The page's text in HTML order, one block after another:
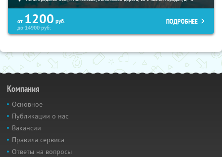
от 1200 руб.
до14900руб.
ПОДРОБНЕЕ
Компания
Основное
Публикации о нас
Вакансии
Правила сервиса
Ответы на вопросы